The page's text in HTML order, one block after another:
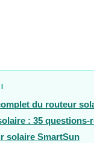
du routeur
: 35 questions-
solaire SmartSun